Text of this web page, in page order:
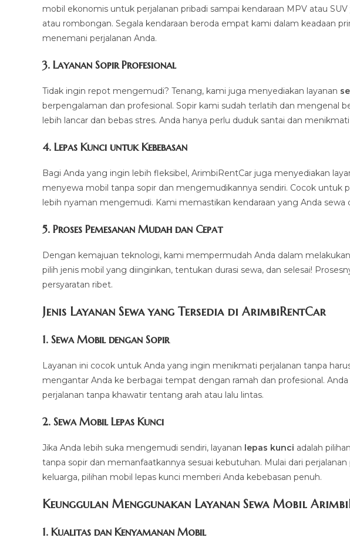
mobil ekonomis untuk perjalanan pribadi sampai kendaraan MPV atau
atau rombongan. Segala kendaraan beroda empat kami dalam keadaan
menemani perjalanan Anda.
3. Layanan Sopir Profesional
Tidak ingin repot mengemudi? Tenang, kami juga menyediakan layanan
berpengalaman dan profesional. Sopir kami sudah terlatih dan mengenal
lebih lancar dan bebas stres. Anda hanya perlu duduk santai dan
4. Lepas Kunci untuk Kebebasan
Bagi Anda yang ingin lebih fleksibel, ArimbiRentCar juga menyediakan
menyewa mobil tanpa sopir dan mengemudikannya sendiri. Cocok untuk
lebih nyaman mengemudi. Kami memastikan kendaraan yang Anda sewa
5. Proses Pemesanan Mudah dan Cepat
Dengan kemajuan teknologi, kami mempermudah Anda dalam
pilih jenis mobil yang diinginkan, tentukan durasi sewa, dan selesai!
persyaratan ribet.
Jenis Layanan Sewa yang Tersedia di ArimbiRentCar
1. Sewa Mobil dengan Sopir
Layanan ini cocok untuk Anda yang ingin menikmati perjalanan tanpa
mengantar Anda ke berbagai tempat dengan ramah dan profesional.
perjalanan tanpa khawatir tentang arah atau lalu lintas.
2. Sewa Mobil Lepas Kunci
Jika Anda lebih suka mengemudi sendiri, layanan lepas kunci adalah
tanpa sopir dan memanfaatkannya sesuai kebutuhan. Mulai dari perjalanan
keluarga, pilihan mobil lepas kunci memberi Anda kebebasan penuh.
Keunggulan Menggunakan Layanan Sewa Mobil
1. Kualitas dan Kenyamanan Mobil